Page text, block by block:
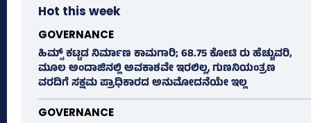
Hot this week
GOVERNANCE
ಹಿಮ್ಸ್‌ ಕಟ್ಟಡ ನಿರ್ಮಾಣ ಕಾಮಗಾರಿ; 68.75 ಕೋಟಿ ರು ಹೆಚ್ಚುವರಿ,
ಮೂಲ ಅಂದಾಜಿನಲ್ಲಿ ಅವಕಾಶವೇ ಇರಲಿಲ್ಲ, ಗುಣನಿಯಂತ್ರಣ
ವರದಿಗೆ ಸಕ್ಷಮ ಪ್ರಾಧಿಕಾರದ ಅನುಮೋದನೆಯೇ ಇಲ್ಲ
GOVERNANCE